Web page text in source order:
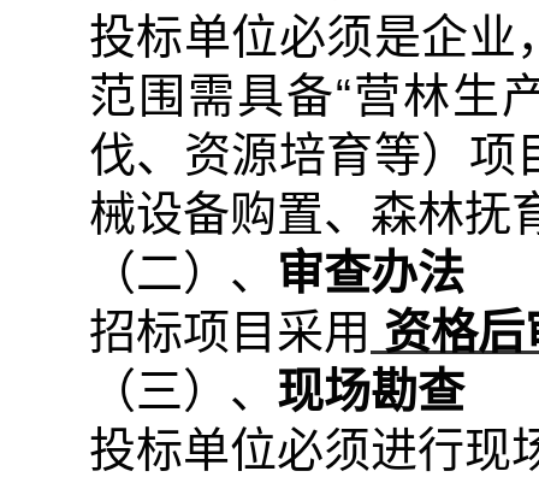
投标单位必须是企业
范围需具备“营林生
伐、资源培育等）项
械设备购置、森林抚
（二）、 审查办法
招标项目采用 资格后
（三）、 现场勘查
投标单位必须进行现